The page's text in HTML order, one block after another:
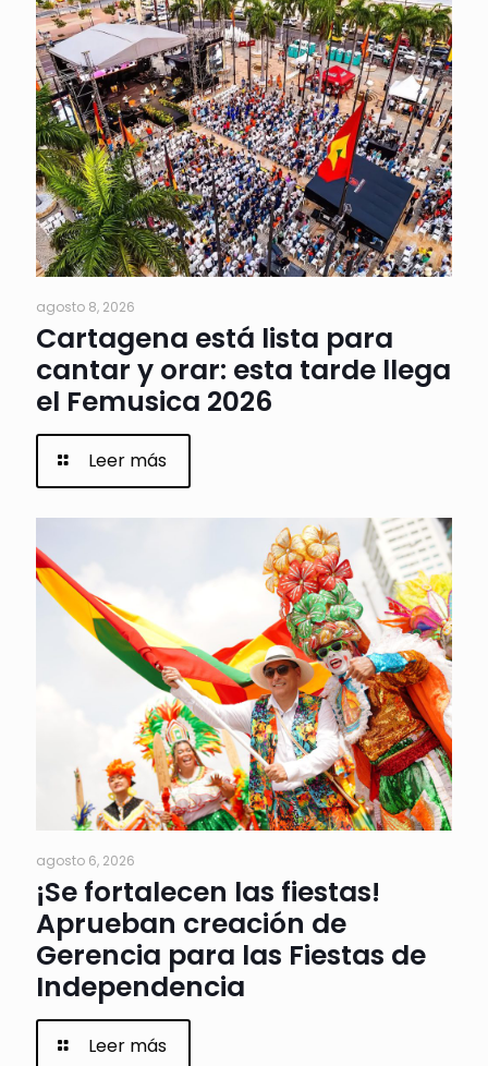
agosto 8, 2026
Cartagena está lista para
cantar y orar: esta tarde llega
el Femusica 2026
Leer más
agosto 6, 2026
¡Se fortalecen las fiestas!
Aprueban creación de
Gerencia para las Fiestas de
Independencia
Leer más